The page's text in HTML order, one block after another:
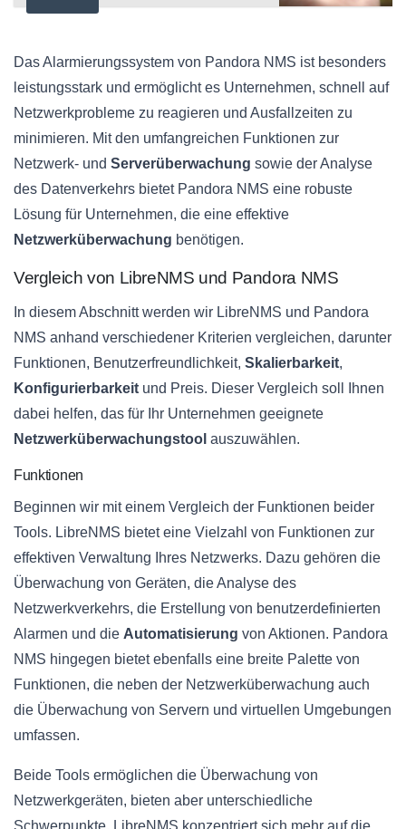
Das Alarmierungssystem von Pandora NMS ist besonders
leistungsstark und ermöglicht es Unternehmen, schnell auf
Netzwerkprobleme zu reagieren und Ausfallzeiten zu
minimieren. Mit den umfangreichen Funktionen zur
Netzwerk- und Serverüberwachung sowie der Analyse
des Datenverkehrs bietet Pandora NMS eine robuste
Lösung für Unternehmen, die eine effektive
Netzwerküberwachung benötigen.
Vergleich von LibreNMS und Pandora NMS
In diesem Abschnitt werden wir LibreNMS und Pandora
NMS anhand verschiedener Kriterien vergleichen, darunter
Funktionen, Benutzerfreundlichkeit, Skalierbarkeit,
Konfigurierbarkeit und Preis. Dieser Vergleich soll Ihnen
dabei helfen, das für Ihr Unternehmen geeignete
Netzwerküberwachungstool auszuwählen.
Funktionen
Beginnen wir mit einem Vergleich der Funktionen beider
Tools. LibreNMS bietet eine Vielzahl von Funktionen zur
effektiven Verwaltung Ihres Netzwerks. Dazu gehören die
Überwachung von Geräten, die Analyse des
Netzwerkverkehrs, die Erstellung von benutzerdefinierten
Alarmen und die Automatisierung von Aktionen. Pandora
NMS hingegen bietet ebenfalls eine breite Palette von
Funktionen, die neben der Netzwerküberwachung auch
die Überwachung von Servern und virtuellen Umgebungen
umfassen.
Beide Tools ermöglichen die Überwachung von
Netzwerkgeräten, bieten aber unterschiedliche